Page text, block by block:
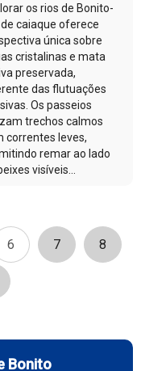
os rios de Bonito-
de caiaque oferece
única sobre
cristalinas e mata
preservada,
das flutuações
Os passeios
trechos calmos
correntes leves,
remar ao lado
visíveis...
6 7 8
Bonito